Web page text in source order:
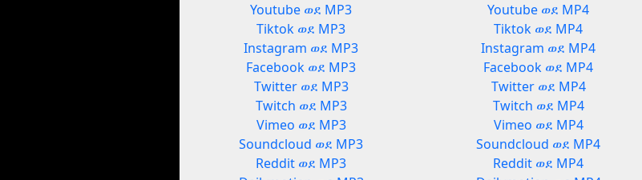
Youtube ወደ MP3
Tiktok ወደ MP3
Instagram ወደ MP3
Facebook ወደ MP3
Twitter ወደ MP3
Twitch ወደ MP3
Vimeo ወደ MP3
Soundcloud ወደ MP3
Reddit ወደ MP3
Youtube ወደ MP4
Tiktok ወደ MP4
Instagram ወደ MP4
Facebook ወደ MP4
Twitter ወደ MP4
Twitch ወደ MP4
Vimeo ወደ MP4
Soundcloud ወደ MP4
Reddit ወደ MP4